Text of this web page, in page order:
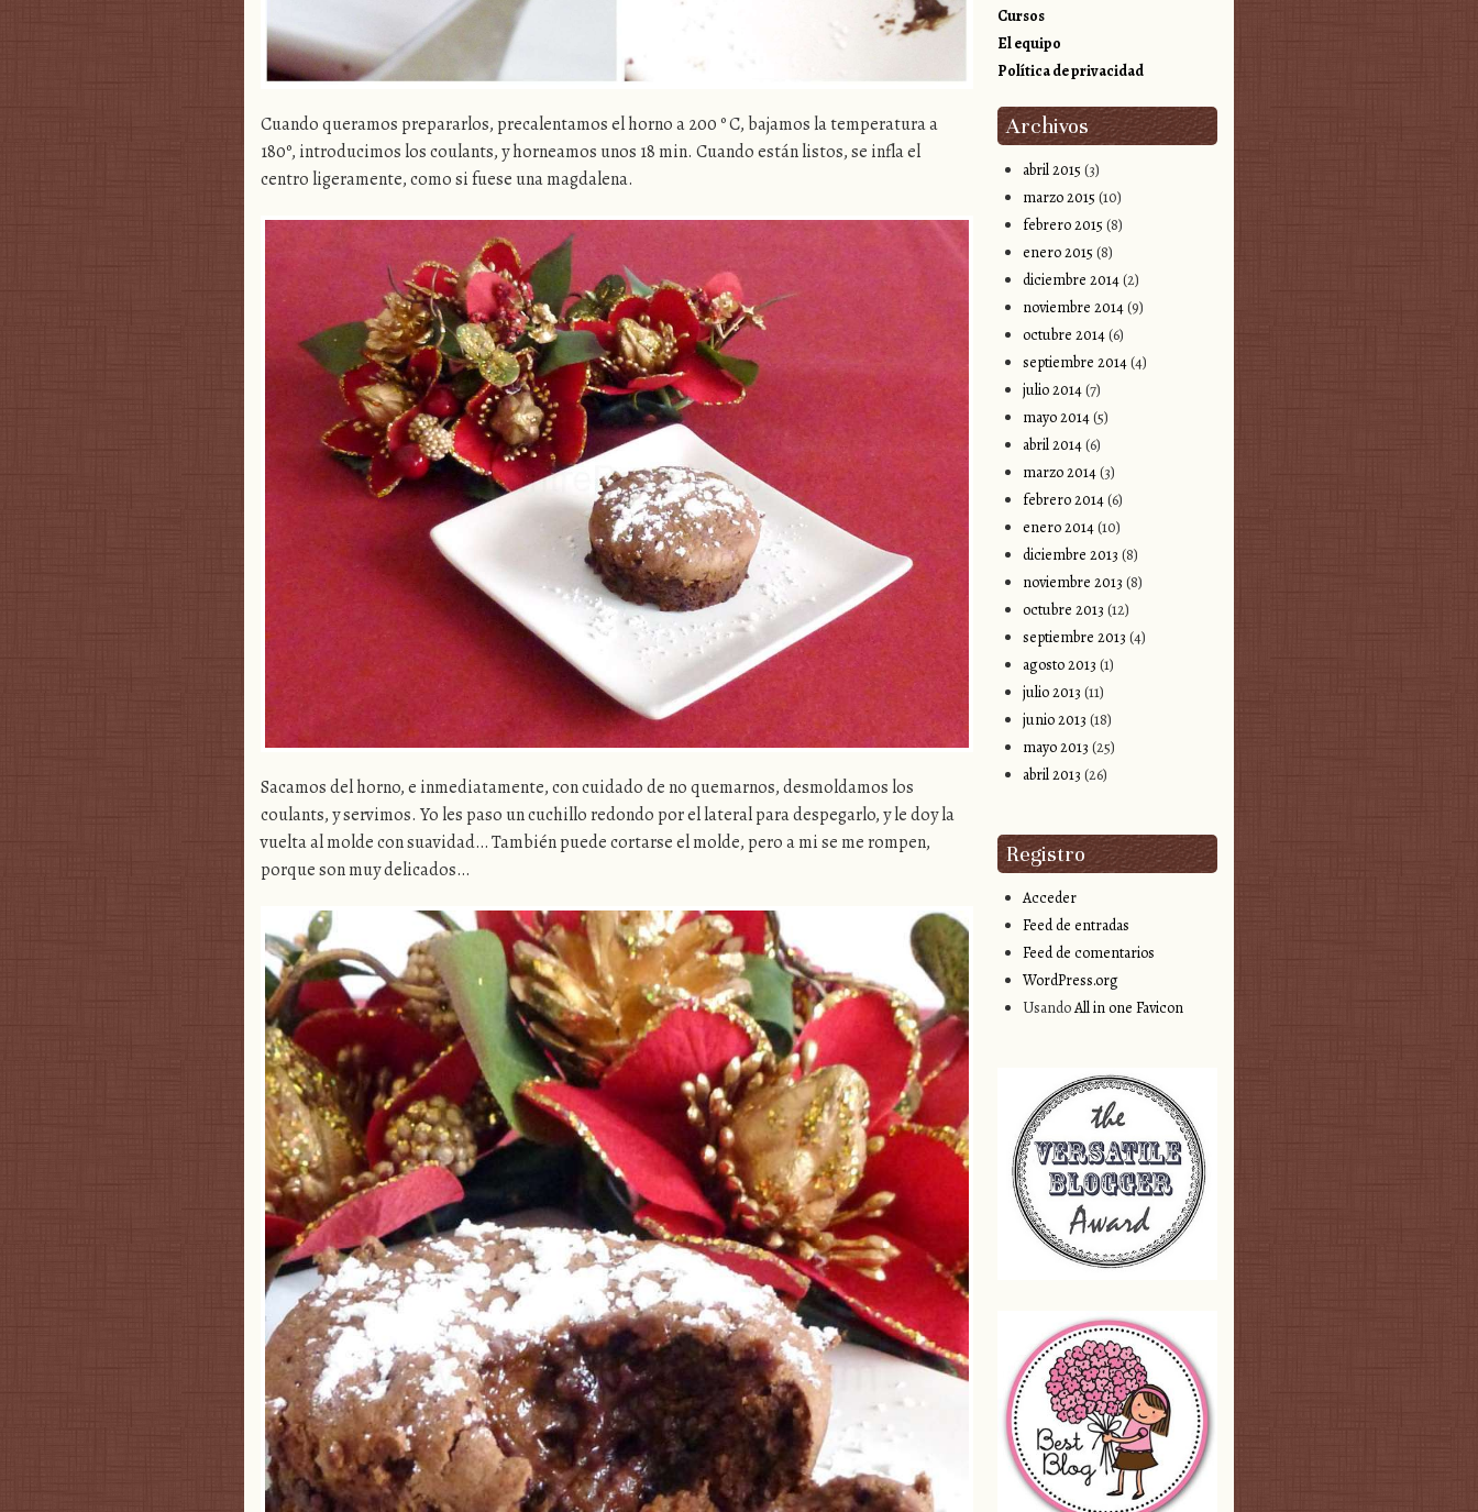
Cuando queramos prepararlos, precalentamos el horno a 200 º C, bajamos la temperatura a
180º, introducimos los coulants, y horneamos unos 18 min. Cuando están listos, se infla el
centro ligeramente, como si fuese una magdalena.
Sacamos del horno, e inmediatamente, con cuidado de no quemarnos, desmoldamos los
coulants, y servimos. Yo les paso un cuchillo redondo por el lateral para despegarlo, y le doy la
vuelta al molde con suavidad… También puede cortarse el molde, pero a mi se me rompen,
porque son muy delicados…
Cursos
El equipo
Política de privacidad
Archivos
abril 2015 (3)
marzo 2015 (10)
febrero 2015 (8)
enero 2015 (8)
diciembre 2014(2)
noviembre 2014(9)
octubre 2014(6)
septiembre 2014(4)
julio 2014(7)
mayo 2014(5)
abril 2014(6)
marzo 2014(3)
febrero 2014(6)
enero 2014(10)
diciembre 2013 (8)
noviembre 2013 (8)
octubre 2013 (12)
septiembre 2013 (4)
agosto 2013 (1)
julio 2013 (11)
junio 2013 (18)
mayo 2013 (25)
abril 2013 (26)
Registro
Acceder
Feed de entradas
Feed de comentarios
WordPress.org
UsandoAll in one Favicon